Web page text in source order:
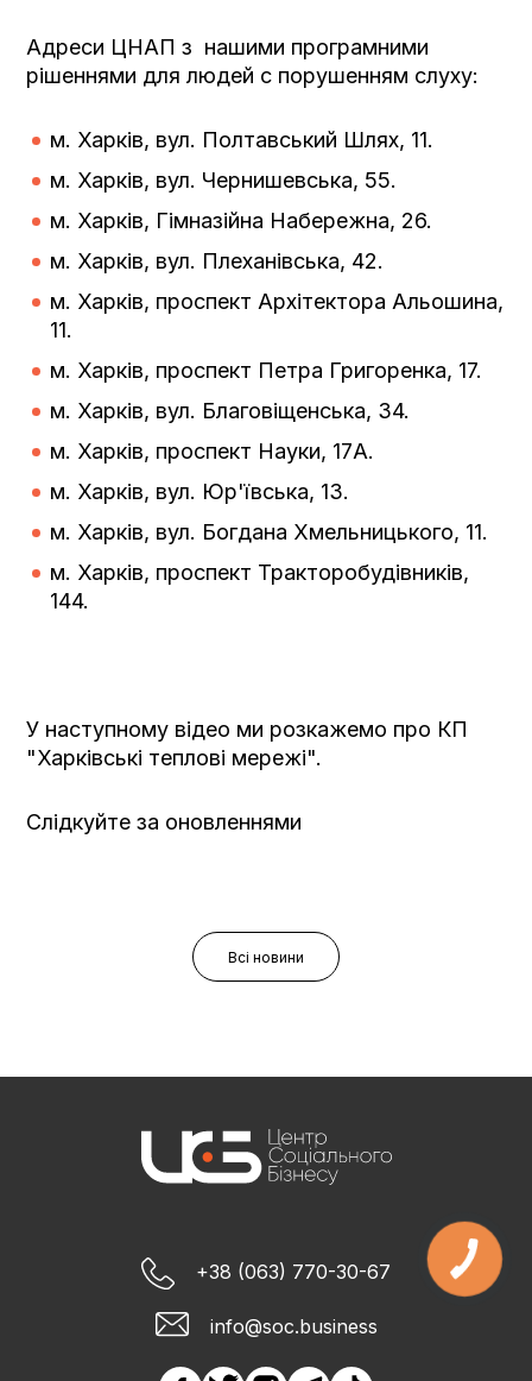
Адреси ЦНАП з нашими програмними
рішеннями для людей с порушенням слуху:
м. Харків, вул. Полтавський Шлях, 11.
м. Харків, вул. Чернишевська, 55.
м. Харків, Гімназійна Набережна, 26.
м. Харків, вул. Плеханівська, 42.
м. Харків, проспект Архітектора Альошина,
11.
м. Харків, проспект Петра Григоренка, 17.
м. Харків, вул. Благовіщенська, 34.
м. Харків, проспект Науки, 17А.
м. Харків, вул. Юр'ївська, 13.
м. Харків, вул. Богдана Хмельницького, 11.
м. Харків, проспект Тракторобудівників,
144.
У наступному відео ми розкажемо про КП
"Харківські теплові мережі".
Слідкуйте за оновленнями
Всі новини
+38 (063) 770-30-67
info@soc.business